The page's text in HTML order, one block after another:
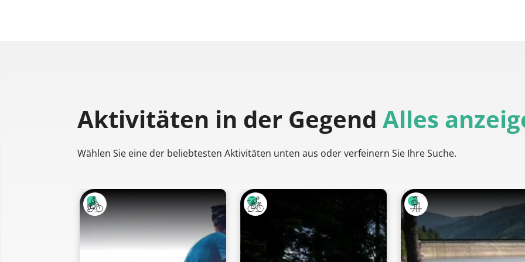
Aktivitäten in der Gegend Alles
Wählen Sie eine der beliebtesten Aktivitäten unten aus oder verfeinern Sie Ihre Suche.